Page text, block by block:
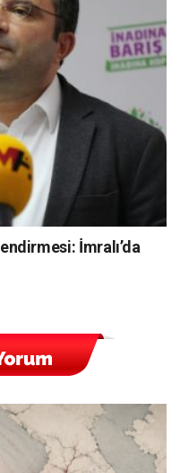
İmralı’da